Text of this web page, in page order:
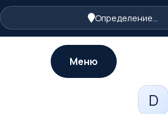
Определение...
D
Меню